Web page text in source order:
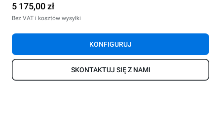
5 175,00 zł
Bez VAT i kosztów wysyłki
KONFIGURUJ
SKONTAKTUJ SIĘ Z NAMI